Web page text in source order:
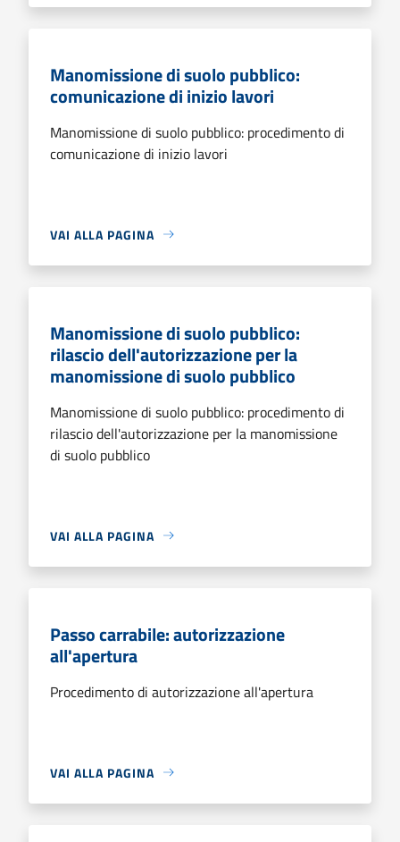
Manomissione di suolo pubblico:
comunicazione di inizio lavori
Manomissione di suolo pubblico: procedimento di
comunicazione di inizio lavori
VAI ALLA PAGINA
Manomissione di suolo pubblico:
rilascio dell'autorizzazione per la
manomissione di suolo pubblico
Manomissione di suolo pubblico: procedimento di
rilascio dell'autorizzazione per la manomissione
di suolo pubblico
VAI ALLA PAGINA
Passo carrabile: autorizzazione
all'apertura
Procedimento di autorizzazione all'apertura
VAI ALLA PAGINA